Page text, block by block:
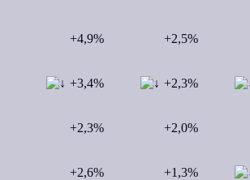
+4,9% +2,5%
+3,4% +2,3%
+2,3% +2,0%
+2,6% +1,3%